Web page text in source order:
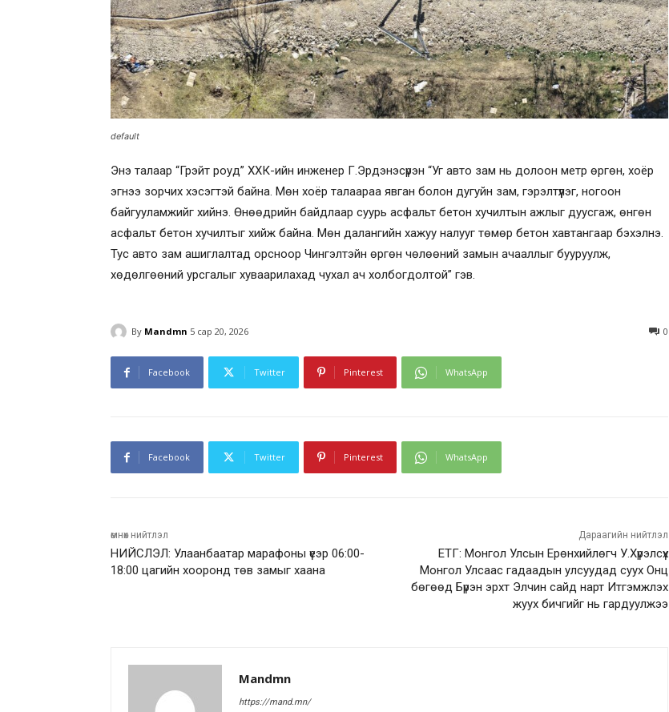
default
Энэ талаар “Грэйт роуд” ХХК-ийн инженер Г.Эрдэнэсүрэн “Уг авто зам нь долоон метр өргөн, хоёр
эгнээ зорчих хэсэгтэй байна. Мөн хоёр талаараа явган болон дугуйн зам, гэрэлтүүлэг, ногоон
байгууламжийг хийнэ. Өнөөдрийн байдлаар суурь асфальт бетон хучилтын ажлыг дуусгаж, өнгөн
асфальт бетон хучилтыг хийж байна. Мөн далангийн хажуу налууг төмөр бетон хавтангаар бэхэлнэ.
Тус авто зам ашиглалтад орсноор Чингэлтэйн өргөн чөлөөний замын ачааллыг бууруулж,
хөдөлгөөний урсгалыг хуваарилахад чухал ач холбогдолтой” гэв.
By Mandmn 5 сар 20, 2026 0
Facebook Twitter Pinterest WhatsApp
Facebook Twitter Pinterest WhatsApp
өмнөх нийтлэл
НИЙСЛЭЛ: Улаанбаатар марафоны үеэр 06:00-
18:00 цагийн хооронд төв замыг хаана
Дараагийн нийтлэл
ЕТГ: Монгол Улсын Ерөнхийлөгч У.Хүрэлсүх
Монгол Улсаас гадаадын улсуудад суух Онц
бөгөөд Бүрэн эрхт Элчин сайд нарт Итгэмжлэх
жуух бичгийг нь гардуулжээ
Mandmn
https://mand.mn/